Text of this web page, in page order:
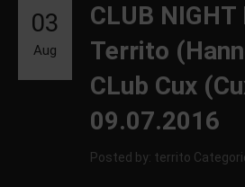
CLUB NIGHT
Territo
CLub Cux
09.07.2016
Posted by: territo
03
Aug